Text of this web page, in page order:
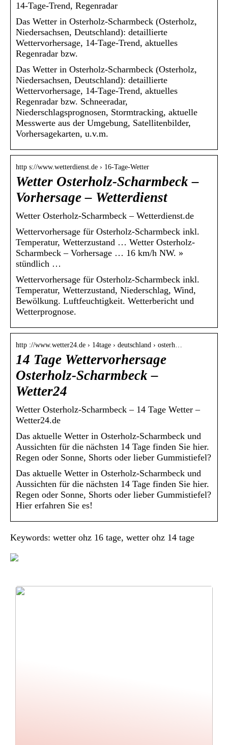
14-Tage-Trend, Regenradar
Das Wetter in Osterholz-Scharmbeck (Osterholz,
Niedersachsen, Deutschland): detaillierte
Wettervorhersage, 14-Tage-Trend, aktuelles
Regenradar bzw.
Das Wetter in Osterholz-Scharmbeck (Osterholz,
Niedersachsen, Deutschland): detaillierte
Wettervorhersage, 14-Tage-Trend, aktuelles
Regenradar bzw. Schneeradar,
Niederschlagsprognosen, Stormtracking, aktuelle
Messwerte aus der Umgebung, Satellitenbilder,
Vorhersagekarten, u.v.m.
http s://www.wetterdienst.de › 16-Tage-Wetter
Wetter Osterholz-Scharmbeck –
Vorhersage – Wetterdienst
Wetter Osterholz-Scharmbeck – Wetterdienst.de
Wettervorhersage für Osterholz-Scharmbeck inkl.
Temperatur, Wetterzustand … Wetter Osterholz-
Scharmbeck – Vorhersage … 16 km/h NW. »
stündlich …
Wettervorhersage für Osterholz-Scharmbeck inkl.
Temperatur, Wetterzustand, Niederschlag, Wind,
Bewölkung. Luftfeuchtigkeit. Wetterbericht und
Wetterprognose.
http ://www.wetter24.de › 14tage › deutschland › osterh…
14 Tage Wettervorhersage
Osterholz-Scharmbeck –
Wetter24
Wetter Osterholz-Scharmbeck – 14 Tage Wetter –
Wetter24.de
Das aktuelle Wetter in Osterholz-Scharmbeck und
Aussichten für die nächsten 14 Tage finden Sie hier.
Regen oder Sonne, Shorts oder lieber Gummistiefel?
Das aktuelle Wetter in Osterholz-Scharmbeck und
Aussichten für die nächsten 14 Tage finden Sie hier.
Regen oder Sonne, Shorts oder lieber Gummistiefel?
Hier erfahren Sie es!
Keywords: wetter ohz 16 tage, wetter ohz 14 tage